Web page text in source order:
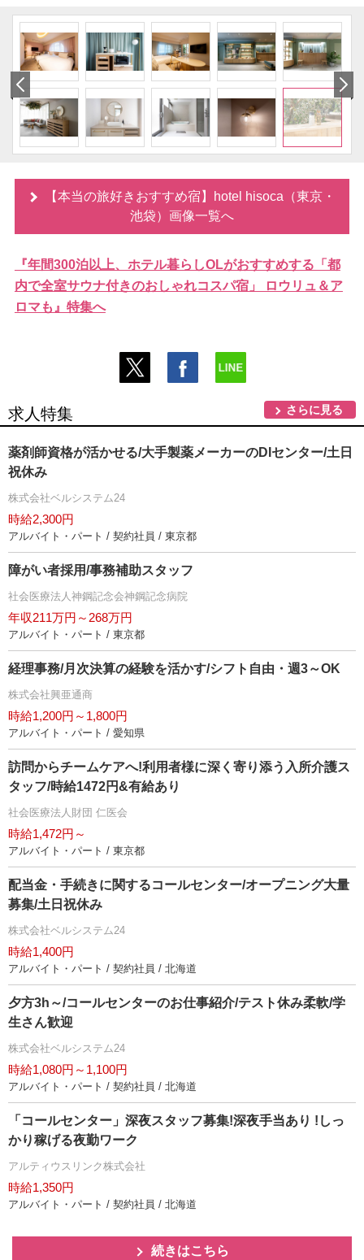
【本当の旅好きおすすめ宿】hotel hisoca（東京・
池袋）画像一覧へ
『年間300泊以上、ホテル暮らしOLがおすすめする「都
内で全室サウナ付きのおしゃれコスパ宿」 ロウリュ＆ア
ロマも』特集へ
求人特集 さらに見る
薬剤師資格が活かせる/大手製薬メーカーのDIセンター/土日
祝休み
株式会社ベルシステム24
時給2,300円
アルバイト・パート / 契約社員 / 東京都
障がい者採用/事務補助スタッフ
社会医療法人神鋼記念会神鋼記念病院
年収211万円～268万円
アルバイト・パート / 東京都
経理事務/月次決算の経験を活かす/シフト自由・週3～OK
株式会社興亜通商
時給1,200円～1,800円
アルバイト・パート / 愛知県
訪問からチームケアへ!利用者様に深く寄り添う入所介護ス
タッフ/時給1472円&有給あり
社会医療法人財団 仁医会
時給1,472円～
アルバイト・パート / 東京都
配当金・手続きに関するコールセンター/オープニング大量
募集/土日祝休み
株式会社ベルシステム24
時給1,400円
アルバイト・パート / 契約社員 / 北海道
夕方3h～/コールセンターのお仕事紹介/テスト休み柔軟/学
生さん歓迎
株式会社ベルシステム24
時給1,080円～1,100円
アルバイト・パート / 契約社員 / 北海道
「コールセンター」深夜スタッフ募集!深夜手当あり !しっ
かり稼げる夜勤ワーク
アルティウスリンク株式会社
時給1,350円
アルバイト・パート / 契約社員 / 北海道
続きはこちら